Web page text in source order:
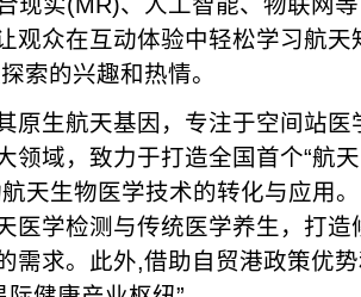
观众在互动体验中轻松学习航
索的兴趣和热情。
原生航天基因，专注于空间站
领域，致力于打造全国首个“航
天生物医学技术的转化与应用
医学检测与传统医学养生，打
需求。此外,借助自贸港政策优